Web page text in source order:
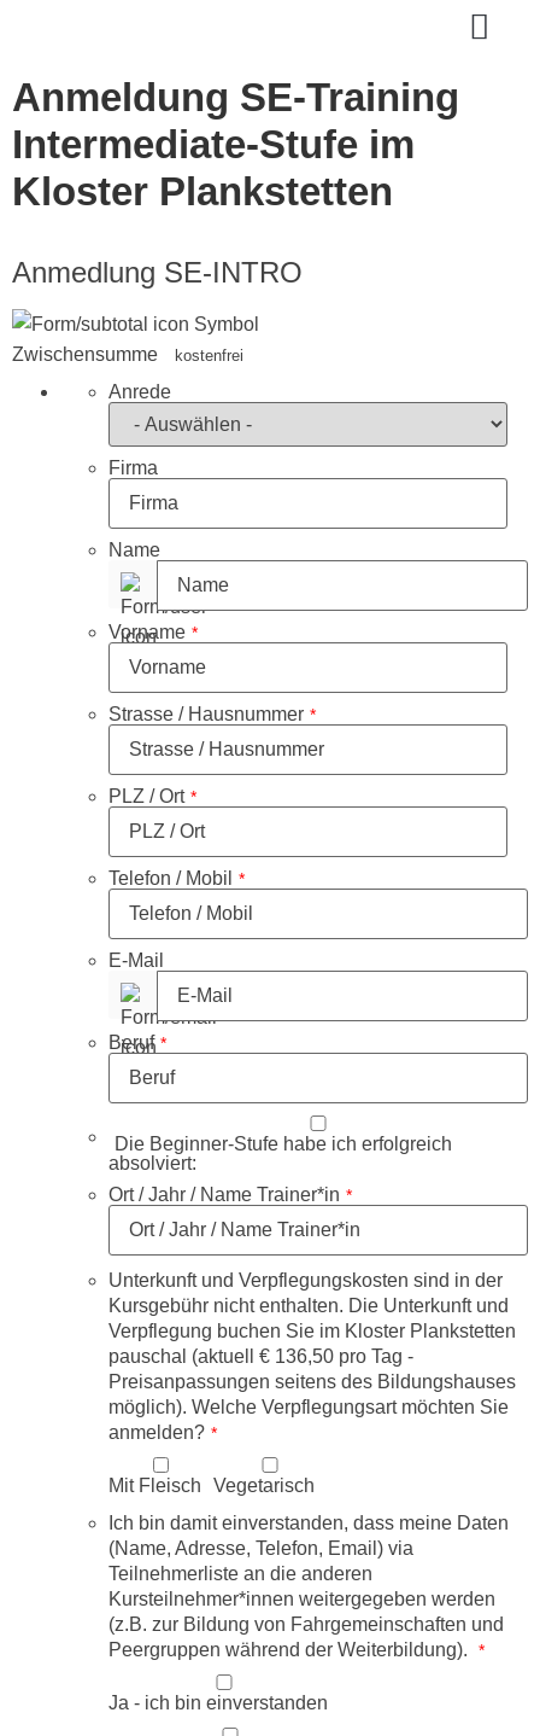
Anmeldung SE-Training
Intermediate-Stufe im
Kloster Plankstetten
Anmedlung SE-INTRO
Zwischensumme kostenfrei
Anrede
Firma
Name
Vorname *
Strasse / Hausnummer *
PLZ / Ort *
Telefon / Mobil *
E-Mail
Beruf *
Die Beginner-Stufe habe ich erfolgreich
absolviert:
Ort / Jahr / Name Trainer*in *
Unterkunft und Verpflegungskosten sind in der
Kursgebühr nicht enthalten. Die Unterkunft und
Verpflegung buchen Sie im Kloster Plankstetten
pauschal (aktuell € 136,50 pro Tag -
Preisanpassungen seitens des Bildungshauses
möglich). Welche Verpflegungsart möchten Sie
anmelden? *
Mit Fleisch
Vegetarisch
Ich bin damit einverstanden, dass meine Daten
(Name, Adresse, Telefon, Email) via
Teilnehmerliste an die anderen
Kursteilnehmer*innen weitergegeben werden
(z.B. zur Bildung von Fahrgemeinschaften und
Peergruppen während der Weiterbildung).
*
Ja - ich bin einverstanden